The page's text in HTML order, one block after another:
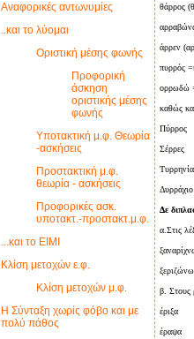
Αναφορικές αντωνυμίες
..και το λύομαι
Οριστική μέσης φωνής
Προφορική
άσκηση
οριστικής μέσης
φωνής
Υποτακτική μ.φ. Θεωρία
-ασκήσεις
Προστακτική μ.φ.
θεωρία - ασκήσεις
Προφορικές ασκ.
υποτακτ.-προστακτ.μ.φ.
...και το ΕΙΜΙ
Κλίση μετοχών ε.φ.
Κλίση μετοχών μ.φ.
Η Σύνταξη χωρίς φόβο και με
πολύ πάθος
θάρρος
άρρεν
πυρρός
ορρωδώ
καθώς
Πύρρος
Σέρρες
Τυρρηνία
Δυρράχιο
Δε
α.Στις
ξεριζώνω
β. Στους
έριξα
έραψα